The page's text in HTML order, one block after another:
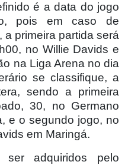
é a data do jogo
pois em caso de
a primeira partida será
no Willie Davids e
na Liga Arena no dia
se classifique, a
sendo a primeira
30, no Germano
e o segundo jogo, no
em Maringá.
ser adquiridos pelo